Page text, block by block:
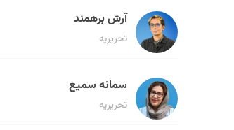
آرش برهمند
تحریریه
سمانه سمیع
تحریریه